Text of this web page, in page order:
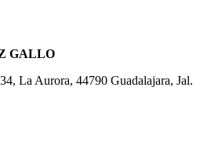
GALLO
La Aurora, 44790 Guadalajara, Jal.